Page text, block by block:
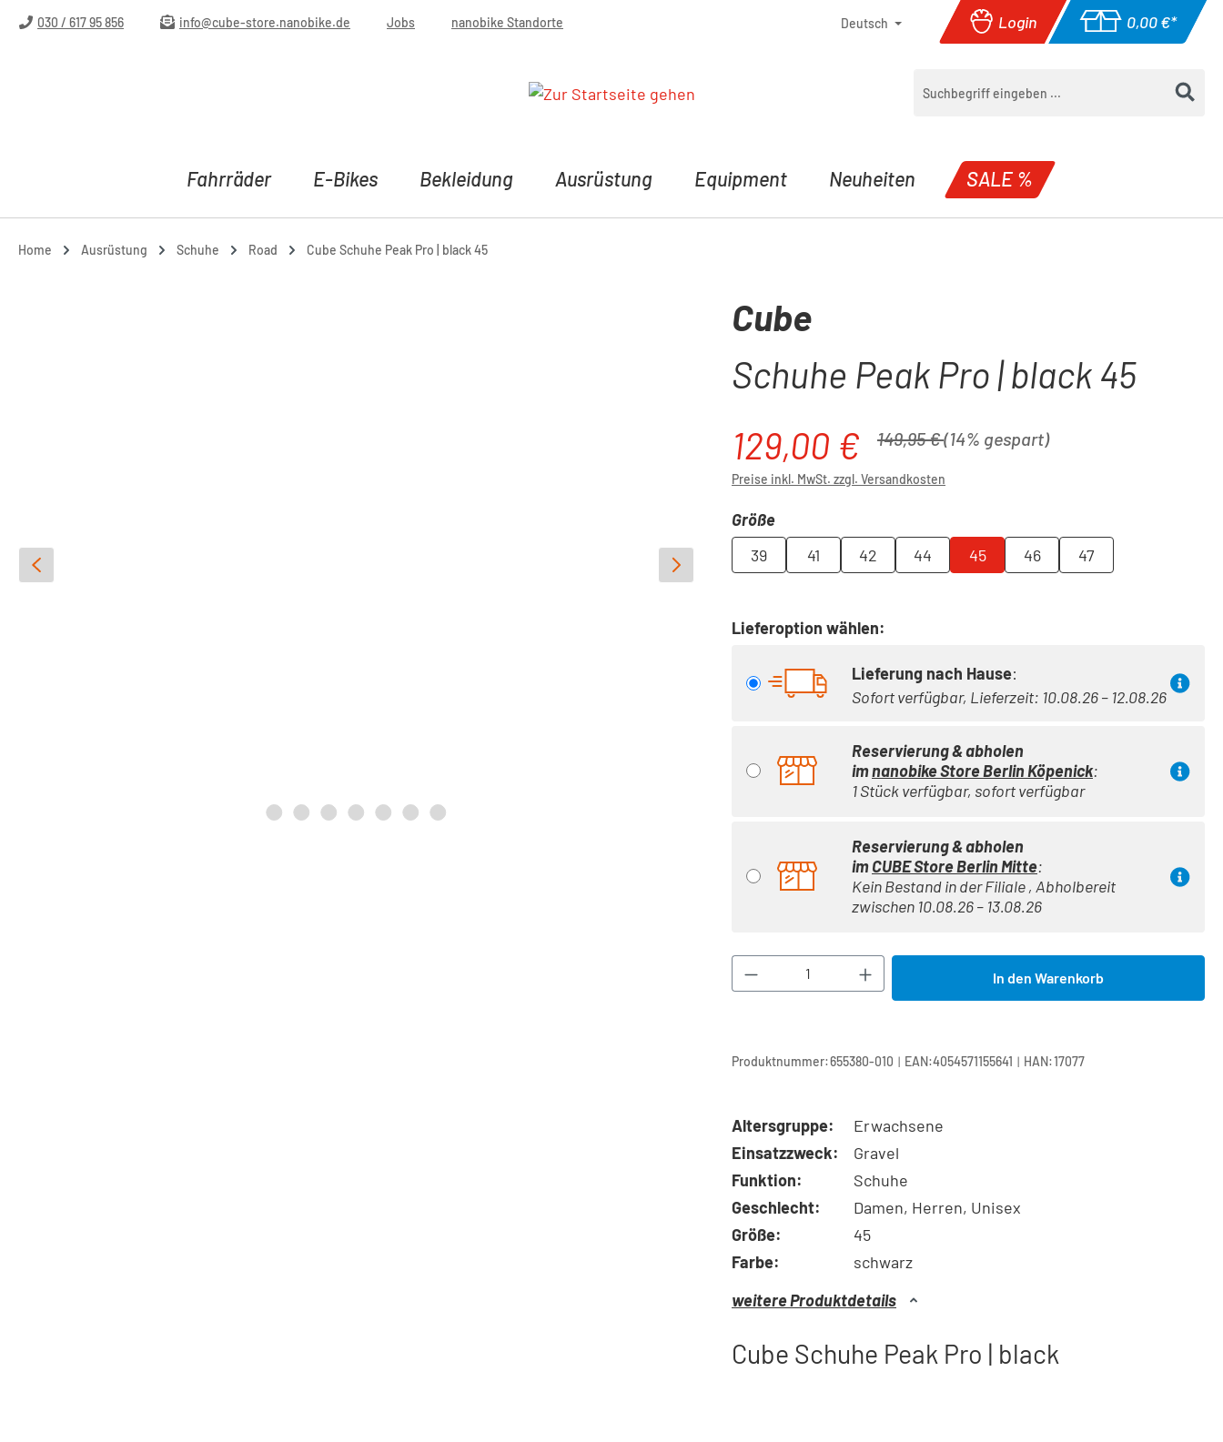
Hauptinhalt springen
Zur Suche springen
Zur Hauptnavigation springen
030 / 617 95 856 info@cube-store.nanobike.de Jobs nanobike Standorte Deutsch Login 0,00 €*
Warenkorb
Fahrräder E-Bikes Bekleidung Ausrüstung Equipment Neuheiten SALE %
Home Ausrüstung Schuhe Road Cube Schuhe Peak Pro | black 45
Cube
Schuhe Peak Pro | black 45
Verkaufspreis:
129,00 € Regulärer Preis:
149,95 €(14% gespart)
Preise inkl. MwSt. zzgl. Versandkosten
Größeauswählen
39
41 42 44 45 46 47
Lieferoption wählen:
Lieferung nach Hause:
Sofort verfügbar, Lieferzeit: 10.08.26 – 12.08.26
Reservierung & abholen
imnanobike Store Berlin Köpenick:
1 Stück verfügbar, sofort verfügbar
Reservierung & abholen
imCUBE Store Berlin Mitte:
Kein Bestand in der Filiale , Abholbereit
zwischen 10.08.26 – 13.08.26
Produkt Anzahl: Gib den gewünschten Wert ein
In den Warenkorb
Produktnummer:655380-010 | EAN:4054571155641 | HAN:17077
Altersgruppe:
Erwachsene
Einsatzzweck:
Gravel
Funktion:
Schuhe
Geschlecht:
Damen, Herren, Unisex
Größe:
45
Farbe:
schwarz
weitere Produktdetails
Cube Schuhe Peak Pro | black